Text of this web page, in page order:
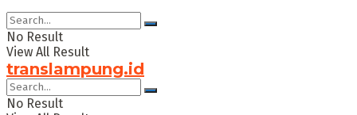
No Result
View All Result
translampung.id
No Result